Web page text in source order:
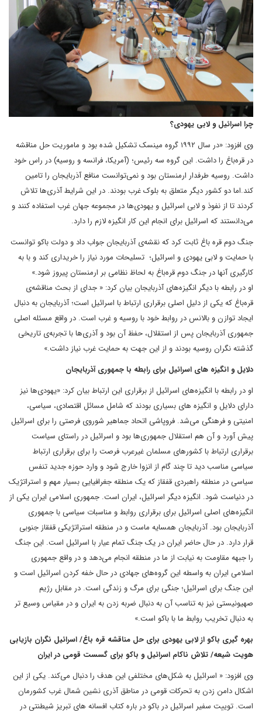
چرا اسرائیل و لابی یهودی؟
وی افزود: «در سال ۱۹۹۲ گروه مینسک تشکیل شده بود و ماموریت حل مناقشه
در قره‌باغ را داشت. این گروه سه رئیس؛ (آمریکا، فرانسه و روسیه) در راس خود
داشت. روسیه طرفدار ارمنستان بود و نمی‌توانست منافع آذربایجان را تامین
کند.اما دو کشور دیگر متعلق به بلوک غرب بودند. در این شرایط آذری‌ها تلاش
کردند تا از نفوذ و لابی اسرائیل و یهودی‌ها در مجموعه جهان غرب استفاده کنند و
می‌دانستند که اسرائیل برای انجام این کار انگیزه لازم را دارد.
جنگ دوم قره باغ ثابت کرد که نقشه‌ی آذربایجان جواب داد و دولت باکو توانست
با حمایت و لابی یهودی و اسرائیل؛ تسلیحات مورد نیاز را خریداری کند و با به
کارگیری آنها در جنگ دوم قره‌باغ به لحاظ نظامی بر ارمنستان پیروز شود.»
او در رابطه با دیگر انگیزه‌های آذربایجان بیان کرد: « جدای از بحث مناقشه‌ی
قره‌باغ که یکی از دلیل اصلی برقراری ارتباط با اسرائیل است؛ آذربایجان به دنبال
ایجاد توازن و بالانس در روابط خود با روسیه و غرب است. در واقع مسئله اصلی
جمهوری آذربایجان پس از استقلال، حفظ آن بود و آذری‌ها با تجربه‌ی تاریخی
گذشته نگران روسیه بودند و از این جهت به حمایت غرب نیاز داشت.»
دلایل و انگیزه های اسرائیل برای رابطه با جمهوری آذربایجان
او در رابطه با انگیزه‌های اسرائیل از برقراری این ارتباط بیان کرد: «یهودی‌ها نیز
دارای دلایل و انگیزه های بسیاری بودند که شامل مسائل اقتصادی، سیاسی،
امنیتی و فرهنگی می‌شد. فروپاشی اتحاد جماهیر شوروی فرصتی را برای اسرائیل
پیش آورد و آن هم استقلال جمهوری‌ها بود و اسرائیل در راستای سیاست
برقراری ارتباط با کشور‌های مسلمان غیرعرب فرصت را برای برقراری ارتباط
سیاسی مناسب دید تا چند گام از انزوا خارج شود و وارد حوزه جدید تنفس
سیاسی در منطقه راهبردی قفقاز که یک منطقه جغرافیایی بسیار مهم و استراتژیک
در دنیاست شود. انگیزه دیگر اسرائیل، ایران است. جمهوری اسلامی ایران یکی از
انگیزه‌های اصلی اسرائیل برای برقراری روابط و مناسبات سیاسی با جمهوری
آذربایجان بود. آذربایجان همسایه ماست و در منطقه استراتژیکی قفقاز جنوبی
قرار دارد. در حال حاضر ایران در یک جنگ تمام عیار با اسرائیل است. این جنگ
را جبهه مقاومت به نیابت از ما در منطقه انجام می‌دهد و در واقع جمهوری
اسلامی ایران به واسطه این گروه‌های جهادی در حال خفه کردن اسرائیل است و
این جنگ برای اسرائیل؛ جنگی برای مرگ و زندگی است. در مقابل رژیم
صهیونیستی نیز به تناسب آن به دنبال ضربه زدن به ایران و در مقیاس وسیع تر
به دنبال تخریب روابط ما با باکو است.»
بهره گیری باکو از لابی یهودی‌ برای حل مناقشه قره باغ/ اسرائیل نگران بازیابی
هویت شیعه/ تلاش ناکام اسرائیل و باکو برای گسست قومی در ایران
وی افزود: « اسرائیل به شکل‌های مختلفی این هدف را دنبال می‌کند. یکی از این
اشکال دامن زدن به تحرکات قومی در مناطق آذری نشین شمال غرب کشورمان
است. توییت سفیر اسرائیل در باکو در باره کتاب افسانه‌ های تبریز شیطنتی در